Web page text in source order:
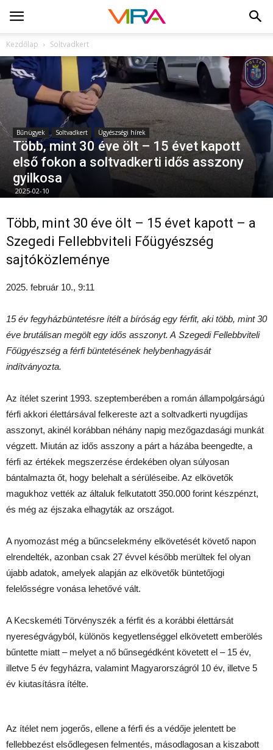
Kezdőlap Soltvadkert
Bűnügyek Soltvadkert Ügyészségi hírek
Több, mint 30 éve ölt – 15 évet kapott
első fokon a soltvadkerti idős asszony
gyilkosa
2025-02-10
Több, mint 30 éve ölt – 15 évet kapott – a
Szegedi Fellebbviteli Főügyészség
sajtóközleménye
2025. február 10., 9:11
15 év fegyházbüntetésre ítélt a bíróság egy férfit, aki több, mint 30
éve brutálisan megölt egy idős asszonyt. A Szegedi Fellebbviteli
Főügyészség a férfi büntetésének helybenhagyását
indítványozta.
Az ítélet szerint 1993. szeptemberében a román állampolgárságú
férfi akkori élettársával felkereste azt a soltvadkerti nyugdíjas
asszonyt, akinél korábban néhány napig mezőgazdasági munkát
végzett. Miután az idős asszony a párt a házába beengedte, a
férfi az értékek megszerzése érdekében olyan súlyosan
bántalmazta őt, hogy belehalt a sérüléseibe. Az elkövetők
magukhoz vették az általuk felkutatott 350.000 forint készpénzt,
és még az éjszaka elhagyták az országot.
A nyomozást még a bűncselekmény elkövetését követő napon
elrendelték, azonban csak 27 évvel később merültek fel olyan
újabb adatok, amelyek alapján az elkövetők büntetőjogi
felelősségre vonása lehetővé vált.
A Kecskeméti Törvényszék a férfit és a korábbi élettársát
nyereségvágyból, különös kegyetlenséggel elkövetett emberölés
bűntette miatt – melyet a nő bűnsegédként követett el – 15 év,
illetve 5 év fegyházra, valamint Magyarországról 10 év, illetve 5
év kiutasításra ítélte.
Az ítélet nem jogerős, ellene a férfi és a védője jelentett be
fellebbezést elsődlegesen felmentés, másodlagosan a kiszabott